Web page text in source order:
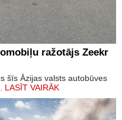
ražotājs Zeekr
šīs Āzijas valsts autobūves
LASĪT VAIRĀK